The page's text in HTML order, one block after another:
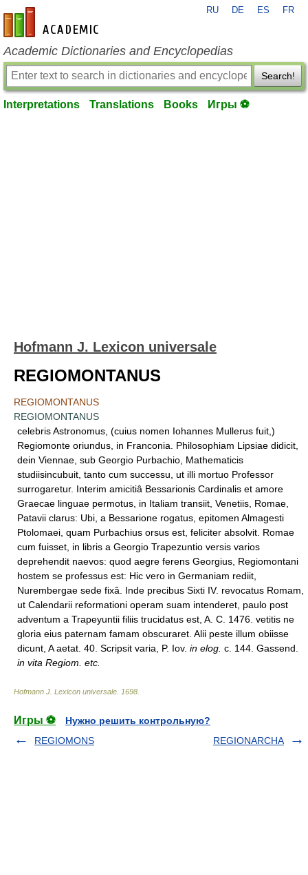
en-academic.com
RU DE ES FR
Academic Dictionaries and Encyclopedias
Search!
Interpretations Translations Books Игры ⚽
Hofmann J. Lexicon universale
REGIOMONTANUS
REGIOMONTANUS
REGIOMONTANUS
celebris Astronomus, (cuius nomen Iohannes Mullerus fuit,)
Regiomonte oriundus, in Franconia. Philosophiam Lipsiae didicit,
dein Viennae, sub Georgio Purbachio, Mathematicis
studiisincubuit, tanto cum successu, ut illi mortuo Professor
surrogaretur. Interim amicitiâ Bessarionis Cardinalis et amore
Graecae linguae permotus, in Italiam transiit, Venetiis, Romae,
Patavii clarus: Ubi, a Bessarione rogatus, epitomen Almagesti
Ptolomaei, quam Purbachius orsus est, feliciter absolvit. Romae
cum fuisset, in libris a Georgio Trapezuntio versis varios
deprehendit naevos: quod aegre ferens Georgius, Regiomontani
hostem se professus est: Hic vero in Germaniam rediit,
Nurembergae sede fixâ. Inde precibus Sixti IV. revocatus Romam,
ut Calendarii reformationi operam suam intenderet, paulo post
adventum a Trapeyuntii filiis trucidatus est, A. C. 1476. vetitis ne
gloria eius paternam famam obscuraret. Alii peste illum obiisse
dicunt, A aetat. 40. Scripsit varia, P. Iov. in elog. c. 144. Gassend.
in vita Regiom. etc.
Hofmann J. Lexicon universale 1698
Игры ⚽
Нужно решить контрольную?
REGIOMONS
REGIONARCHA